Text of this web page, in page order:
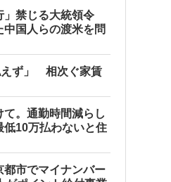
」禁じる大統領令
国人らの渡米を問
えず」 相次ぐ家賃
て。通勤時間減らし
低10万払わないと住
市でマイナンバー